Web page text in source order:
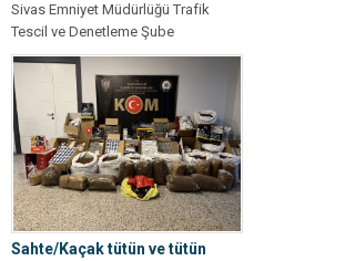
Sivas Emniyet Müdürlüğü Trafik
Tescil ve Denetleme Şube
Müdürlüğü ekipleri, trafik güvenliğini
tehdit eden araçlara...
Sahte/Kaçak tütün ve tütün